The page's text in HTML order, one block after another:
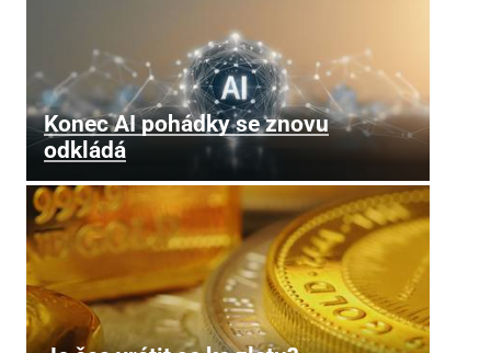
Konec AI pohádky se znovu
odkládá